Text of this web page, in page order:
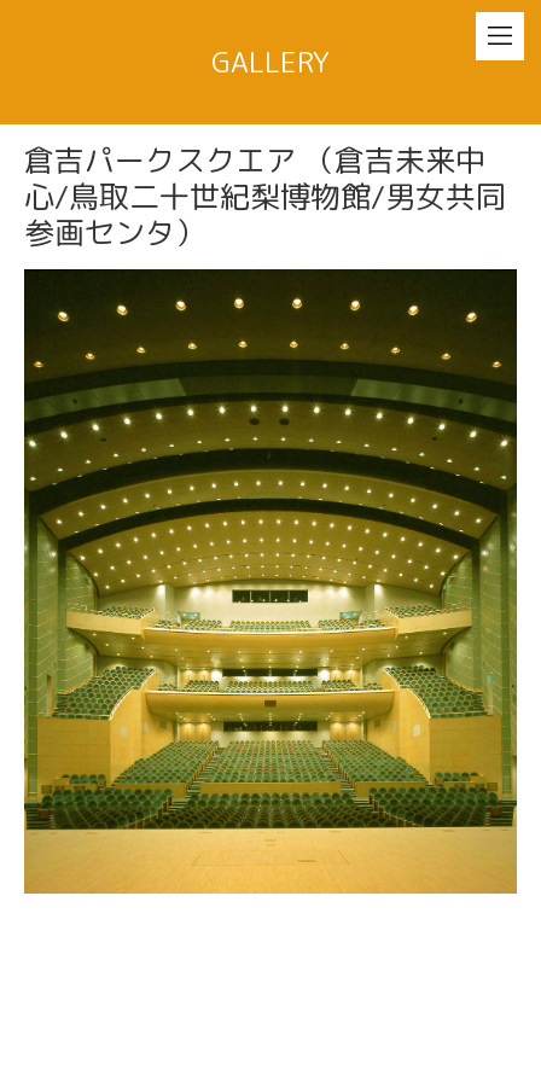
GALLERY
倉吉パークスクエア （倉吉未来中
心/鳥取二十世紀梨博物館/男女共同
参画センタ）